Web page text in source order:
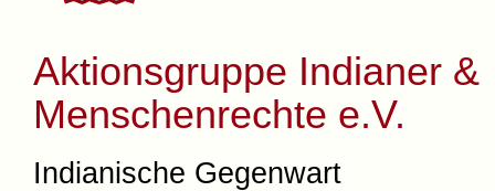
Aktionsgruppe Indianer &
Menschenrechte e.V.
Indianische Gegenwart